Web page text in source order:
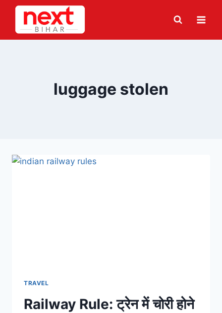
Skip
content
luggage stolen
TRAVEL
Railway Rule: ट्रेन में चोरी होने